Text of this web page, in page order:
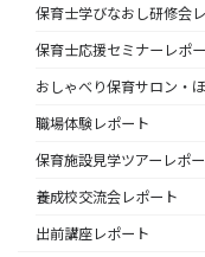
保育士学びなおし研修会
保育士応援セミナーレポ
おしゃべり保育サロン・
職場体験レポート
保育施設見学ツアーレポ
養成校交流会レポート
出前講座レポート